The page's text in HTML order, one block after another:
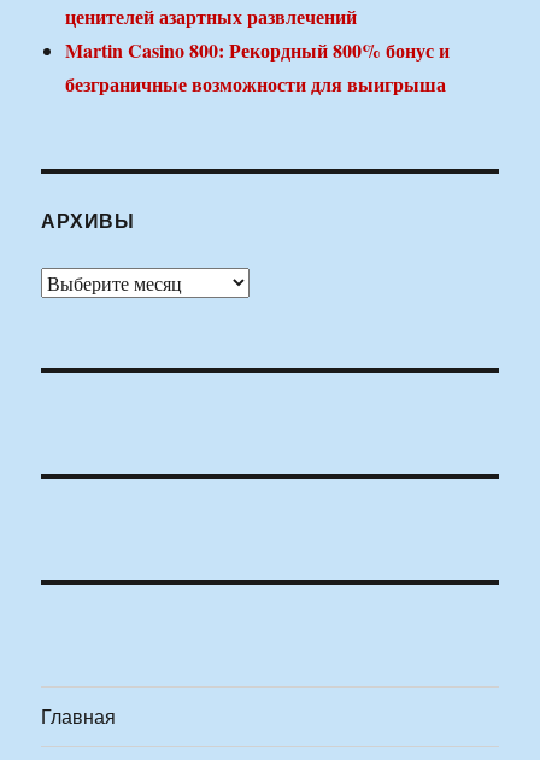
ценителей азартных развлечений
Martin Casino 800: Рекордный 800% бонус и
безграничные возможности для выигрыша
АРХИВЫ
Архивы
Главная